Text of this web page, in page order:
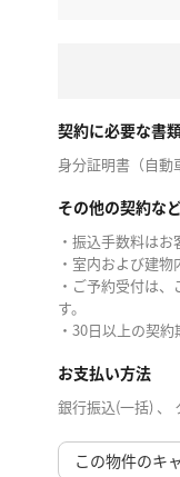
契約に必要な書
身分証明書（自動
その他の契約な
・振込手数料はお
・室内および建物
・ご予約受付は
す。
・30日以上の契約
お支払い方法
銀行振込(一括) 、
この物件のキ